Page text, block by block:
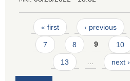
Pages
« first ‹ previous
7 8 9 10
13 … next ›